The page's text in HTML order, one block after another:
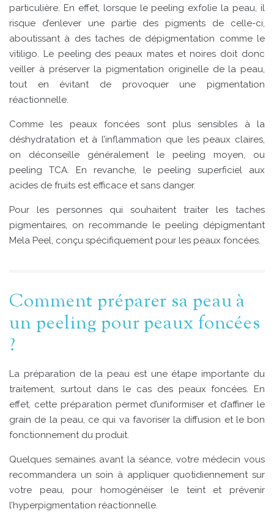
particulière. En effet, lorsque le peeling exfolie la peau, il
risque d’enlever une partie des pigments de celle-ci,
aboutissant à des taches de dépigmentation comme le
vitiligo. Le peeling des peaux mates et noires doit donc
veiller à préserver la pigmentation originelle de la peau,
tout en évitant de provoquer une pigmentation
réactionnelle.
Comme les peaux foncées sont plus sensibles à la
déshydratation et à l’inflammation que les peaux claires,
on déconseille généralement le peeling moyen, ou
peeling TCA. En revanche, le peeling superficiel aux
acides de fruits est efficace et sans danger.
Pour les personnes qui souhaitent traiter les taches
pigmentaires, on recommande le peeling dépigmentant
Mela Peel, conçu spécifiquement pour les peaux foncées.
Comment préparer sa peau à
un peeling pour peaux foncées
?
La préparation de la peau est une étape importante du
traitement, surtout dans le cas des peaux foncées. En
effet, cette préparation permet d’uniformiser et d’affiner le
grain de la peau, ce qui va favoriser la diffusion et le bon
fonctionnement du produit.
Quelques semaines avant la séance, votre médecin vous
recommandera un soin à appliquer quotidiennement sur
votre peau, pour homogénéiser le teint et prévenir
l’hyperpigmentation réactionnelle.